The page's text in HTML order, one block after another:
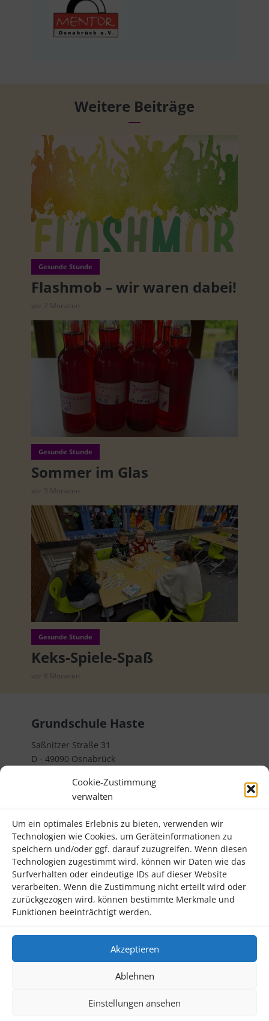
Cookie-Zustimmung
verwalten
Um ein optimales Erlebnis zu bieten, verwenden wir
Technologien wie Cookies, um Geräteinformationen zu
speichern und/oder ggf. darauf zuzugreifen. Wenn diesen
Technologien zugestimmt wird, können wir Daten wie das
Surfverhalten oder eindeutige IDs auf dieser Website
verarbeiten. Wenn die Zustimmung nicht erteilt wird oder
zurückgezogen wird, können bestimmte Merkmale und
Funktionen beeinträchtigt werden.
Akzeptieren
Ablehnen
Einstellungen ansehen
Weitere Beiträge
Gesunde Stunde
Flashmob – wir waren dabei!
vor 2 Monaten
Gesunde Stunde
Sommer im Glas
vor 3 Monaten
Gesunde Stunde
Keks-Spiele-Spaß
vor 8 Monaten
Grundschule Haste
Saßnitzer Straße 31
D - 49090 Osnabrück
Rechtliches
Impressum
Datenschutzerklärung
Kontakt
Informatives
Schul-ABC
Cookie-Richtlinie (EU)